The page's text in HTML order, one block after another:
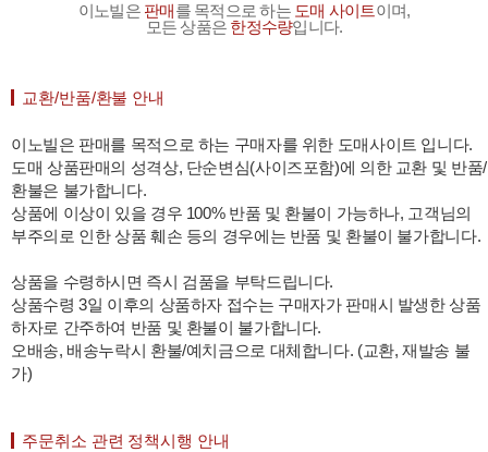
이노빌은 판매를 목적으로 하는 도매 사이트이며,
모든 상품은 한정수량입니다.
교환/반품/환불 안내
이노빌은 판매를 목적으로 하는 구매자를 위한 도매사이트 입니다.
도매 상품판매의 성격상, 단순변심(사이즈포함)에 의한 교환 및 반품/
환불은 불가합니다.
상품에 이상이 있을 경우 100% 반품 및 환불이 가능하나, 고객님의
부주의로 인한 상품 훼손 등의 경우에는 반품 및 환불이 불가합니다.
상품을 수령하시면 즉시 검품을 부탁드립니다.
상품수령 3일 이후의 상품하자 접수는 구매자가 판매시 발생한 상품
하자로 간주하여 반품 및 환불이 불가합니다.
오배송, 배송누락시 환불/예치금으로 대체합니다. (교환, 재발송 불
가)
주문취소 관련 정책시행 안내